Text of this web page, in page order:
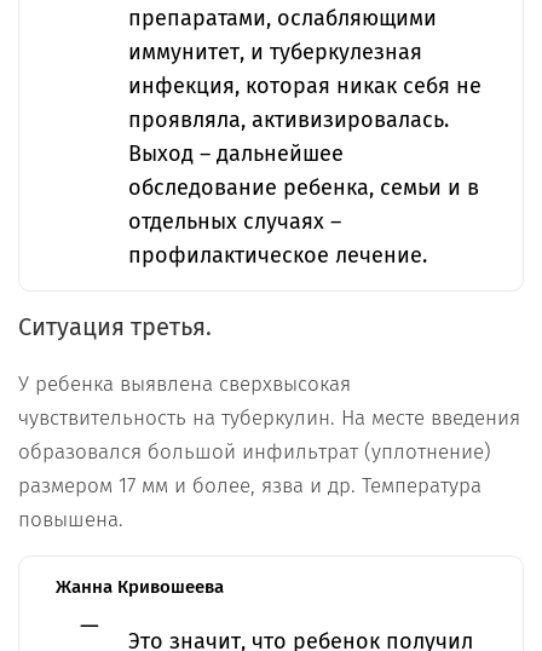
препаратами, ослабляющими
иммунитет, и туберкулезная
инфекция, которая никак себя не
проявляла, активизировалась.
Выход – дальнейшее
обследование ребенка, семьи и в
отдельных случаях –
профилактическое лечение.
Ситуация третья.
У ребенка выявлена сверхвысокая
чувствительность на туберкулин. На месте введения
образовался большой инфильтрат (уплотнение)
размером 17 мм и более, язва и др. Температура
повышена.
Жанна Кривошеева
Это значит, что ребенок получил